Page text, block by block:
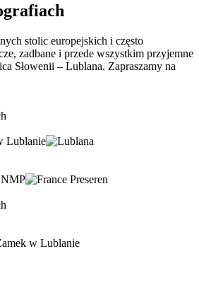
stolic europejskich i często
zadbane i przede wszystkim przyjemne
Słowenii – Lublana. Zapraszamy na